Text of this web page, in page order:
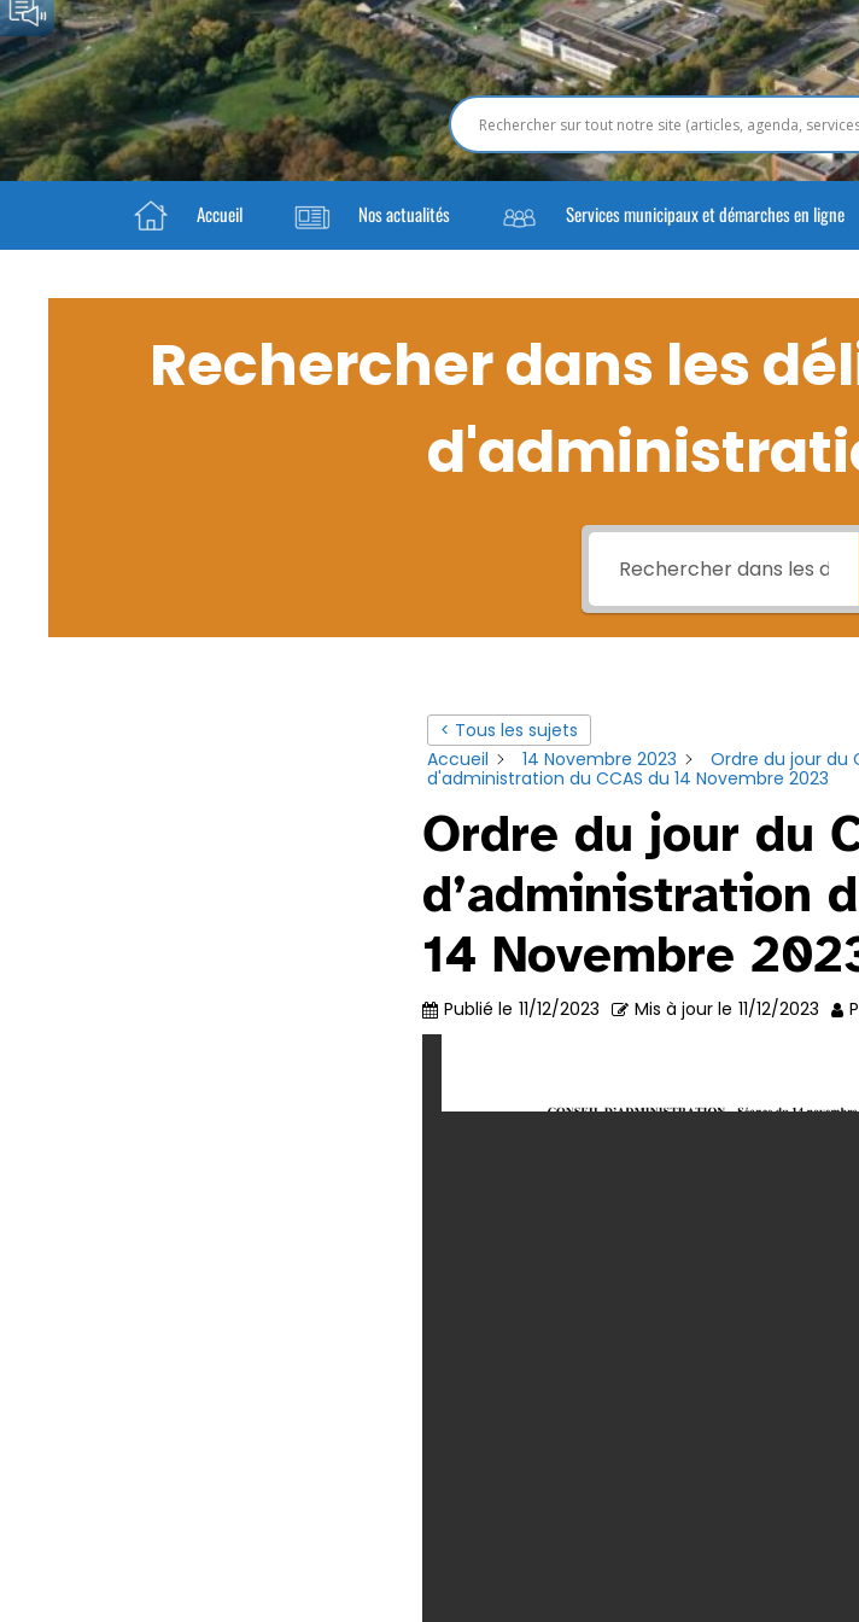
Accueil Nos actualités Services municipaux et démarches en ligne
Rechercher dans les
< Tous les sujets
Accueil
14 Novembre 2023
Ordre du jour du
d'administration du CCAS du 14 Novembre 2023
Ordre du jour du
d’administration
14 Novembre
Publié le 11/12/2023 Mis à jour le 11/12/2023